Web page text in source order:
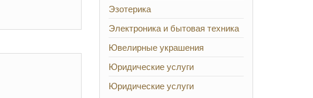
Эзотерика
Электроника и бытовая техника
Ювелирные украшения
Юридические услуги
Юридические услуги